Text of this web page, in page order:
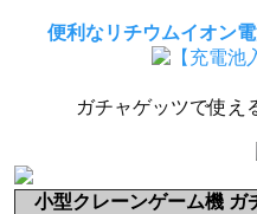
便利なリチウムイオン
ガチャゲッツで使え
小型クレーンゲーム機 ガ